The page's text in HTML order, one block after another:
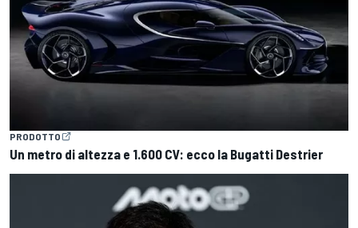
PRODOTTO
Un metro di altezza e 1.600 CV: ecco la Bugatti Destrier